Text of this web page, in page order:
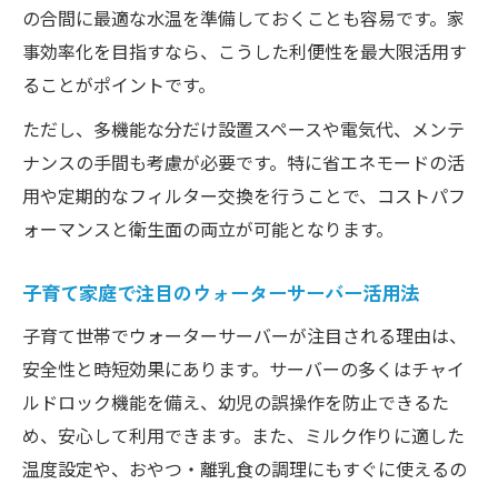
説明書から分かるAURAウォーターサーバー
活用法
静音・省エネ機能で選ぶウォーターサーバ
ー
卓上やスリムで叶える省スペースの工夫
卓上ウォーターサーバーで省スペースを実
現
おしゃれなウォーターサーバーで空間活用
AURAウォーターサーバーのサイズ比較と工
夫
狭いキッチンでも使えるウォーターサーバ
ー
の合間に最適な水温を準備しておくことも容易です。家
事効率化を目指すなら、こうした利便性を最大限活用す
ることがポイントです。
ただし、多機能な分だけ設置スペースや電気代、メンテ
ナンスの手間も考慮が必要です。特に省エネモードの活
用や定期的なフィルター交換を行うことで、コストパフ
ォーマンスと衛生面の両立が可能となります。
子育て家庭で注目のウォーターサーバー活用法
子育て世帯でウォーターサーバーが注目される理由は、
安全性と時短効果にあります。サーバーの多くはチャイ
ルドロック機能を備え、幼児の誤操作を防止できるた
め、安心して利用できます。また、ミルク作りに適した
温度設定や、おやつ・離乳食の調理にもすぐに使えるの